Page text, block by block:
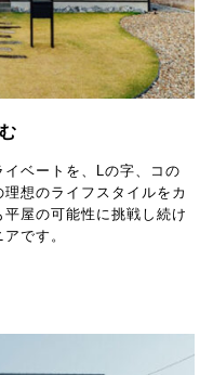
ベートを、Lの字、コの
想のライフスタイルをカ
屋の可能性に挑戦し続け
です。